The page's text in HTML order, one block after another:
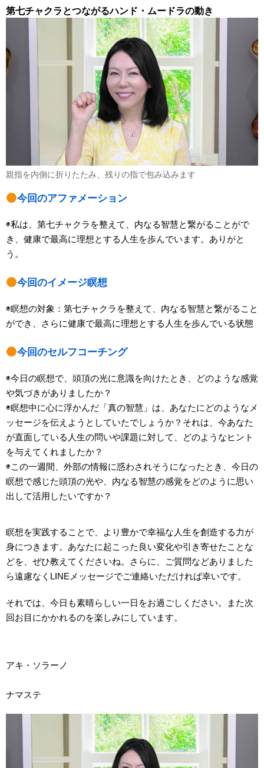
第七チャクラとつながるハンド・ムードラの動き
親指を内側に折りたたみ、残りの指で包み込みます
今回のアファメーション
◉私は、第七チャクラを整えて、内なる智慧と繋がることがで
き、健康で最高に理想とする人生を歩んでいます。ありがと
う。
今回のイメージ瞑想
◉瞑想の対象：第七チャクラを整えて、内なる智慧と繋がること
ができ、さらに健康で最高に理想とする人生を歩んでいる状態
今回のセルフコーチング
◉今日の瞑想で、頭頂の光に意識を向けたとき、どのような感覚
や気づきがありましたか？
◉瞑想中に心に浮かんだ「真の智慧」は、あなたにどのようなメ
ッセージを伝えようとしていたでしょうか？それは、今あなた
が直面している人生の問いや課題に対して、どのようなヒント
を与えてくれましたか？
◉この一週間、外部の情報に惑わされそうになったとき、今日の
瞑想で感じた頭頂の光や、内なる智慧の感覚をどのように思い
出して活用したいですか？
瞑想を実践することで、より豊かで幸福な人生を創造する力が
身につきます。あなたに起こった良い変化や引き寄せたことな
どを、ぜひ教えてくださいね。さらに、ご質問などありました
ら遠慮なくLINEメッセージでご連絡いただければ幸いです。
それでは、今日も素晴らしい一日をお過ごしください。また次
回お目にかかれるのを楽しみにしています。
アキ・ソラーノ
ナマステ